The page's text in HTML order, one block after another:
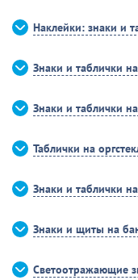
Наклейки: знаки и
Знаки и таблички
Знаки и таблички
Таблички на
Знаки и таблички
Знаки и щиты на
Светоотражающие